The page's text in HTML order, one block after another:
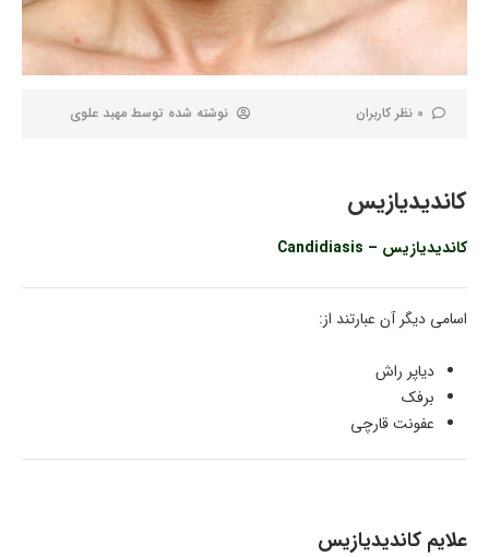
0 نظر کاربران نوشته شده توسط مهبد علوی
کاندیدیازیس
کاندیدیازیس – Candidiasis
اسامی دیگر آن عبارتند از:
دیاپر راش
برفک
عفونت قارچی
علایم کاندیدیازیس